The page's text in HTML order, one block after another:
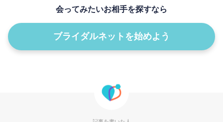
会ってみたいお相手を探すなら
ブライダルネットを始めよう